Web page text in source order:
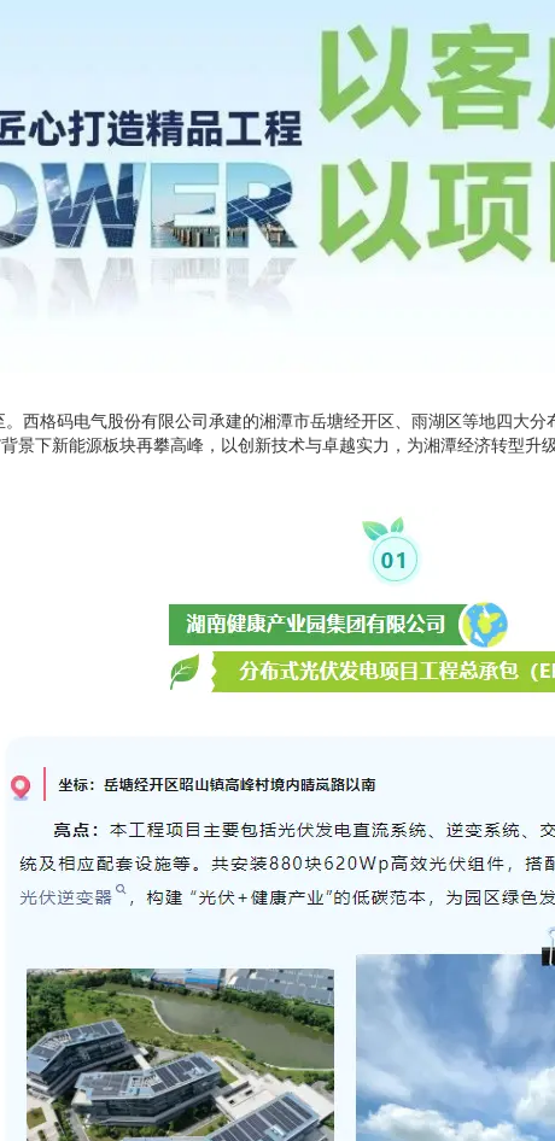
西格码电气股份有限公司承建的湘潭市岳塘经开区、雨湖区等地四大
景下新能源板块再攀高峰，以创新技术与卓越实力，为湘潭经济转型升